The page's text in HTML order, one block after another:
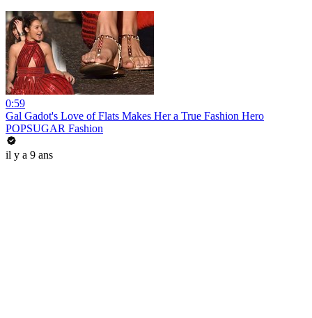
0:59
Gal Gadot's Love of Flats Makes Her a True Fashion Hero
POPSUGAR Fashion
il y a 9 ans